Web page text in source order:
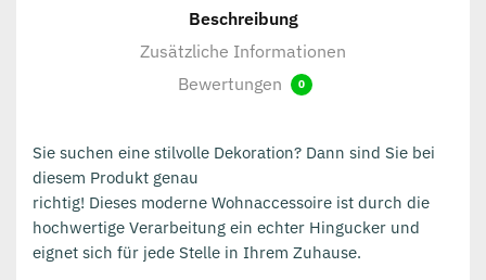
Beschreibung
Zusätzliche Informationen
Bewertungen
0
Sie suchen eine stilvolle Dekoration? Dann sind Sie bei
diesem Produkt genau
richtig! Dieses moderne Wohnaccessoire ist durch die
hochwertige Verarbeitung ein echter Hingucker und
eignet sich für jede Stelle in Ihrem Zuhause.